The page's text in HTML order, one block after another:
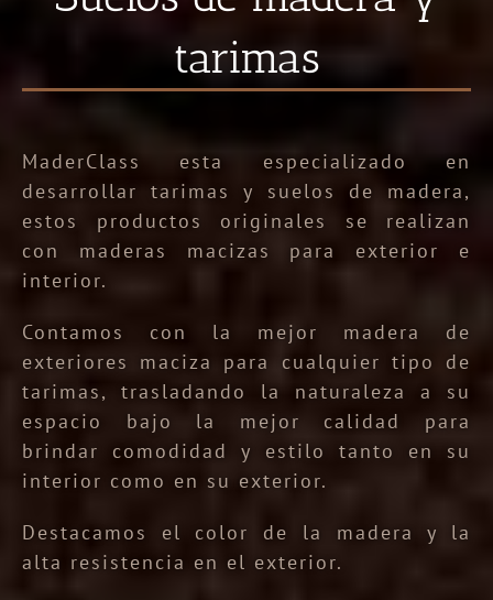
tarimas
MaderClass esta especializado en
desarrollar tarimas y suelos de madera,
estos productos originales se realizan
con maderas macizas para exterior e
interior.
Contamos con la mejor madera de
exteriores maciza para cualquier tipo de
tarimas, trasladando la naturaleza a su
espacio bajo la mejor calidad para
brindar comodidad y estilo tanto en su
interior como en su exterior.
Destacamos el color de la madera y la
alta resistencia en el exterior.